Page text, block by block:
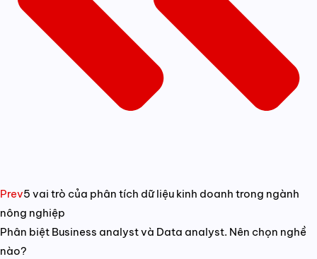
Prev5 vai trò của phân tích dữ liệu kinh doanh trong ngành
nông nghiệp
Phân biệt Business analyst và Data analyst. Nên chọn nghề
nào?